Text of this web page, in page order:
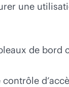
une
de bord